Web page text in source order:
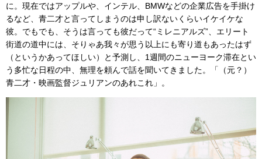
に。現在ではアップルや、インテル、BMWなどの企業広告を手掛け
るなど、青二才と言ってしまうのは申し訳ないくらいイケイケな
彼。でもでも、そうは言っても彼だって“ミレニアルズ”、エリート
街道の道中には、そりゃあ我々が思う以上にも寄り道もあったはず
（というかあってほしい）と予測し、1週間のニューヨーク滞在とい
う多忙な日程の中、無理を頼んで話を聞いてきました。「（元？）
青二才・映画監督ジュリアンのあれこれ」。